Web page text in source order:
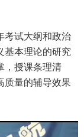
考试大纲和政治
基本理论的研究
，授课条理清
质量的辅导效果